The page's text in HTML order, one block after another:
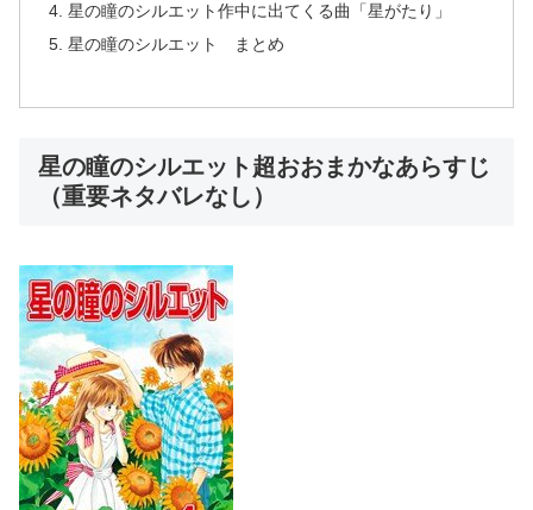
星の瞳のシルエット作中に出てくる曲「星がたり」
星の瞳のシルエット まとめ
星の瞳のシルエット超おおまかなあらすじ
（重要ネタバレなし）